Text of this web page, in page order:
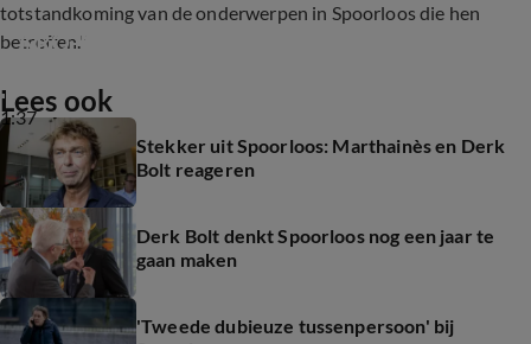
totstandkoming van de onderwerpen in Spoorloos die hen
betreffen."
1:37
KRO-NCRV stopt per direct met Spoorloos
Lees ook
Stekker uit Spoorloos: Marthainès en Derk
Bolt reageren
Derk Bolt denkt Spoorloos nog een jaar te
gaan maken
'Tweede dubieuze tussenpersoon' bij